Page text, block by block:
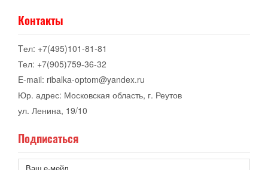
Контакты
Tел: +7(495)101-81-81
Тел: +7(905)759-36-32
E-mail: ribalka-optom@yandex.ru
Юр. адрес: Московская область, г. Реутов
ул. Ленина, 19/10
Подписаться